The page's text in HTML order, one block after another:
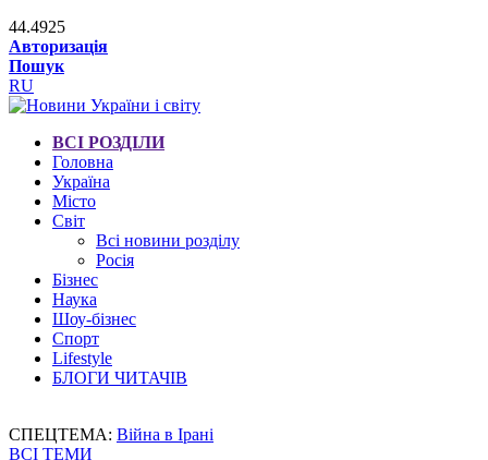
44.4925
Авторизація
Пошук
RU
ВСІ РОЗДІЛИ
Головна
Україна
Місто
Світ
Всі новини розділу
Росія
Бізнес
Наука
Шоу-бізнес
Спорт
Lifestyle
БЛОГИ ЧИТАЧІВ
СПЕЦТЕМА: Війна в Ірані
ВСІ ТЕМИ